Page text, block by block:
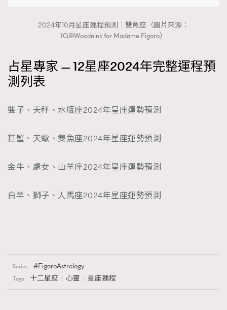
2024年10月星座運程預測｜雙魚座（圖片來源：
IG@Woodnink for Madame Figaro）
占星專家 — 12星座2024年完整運程預
測列表
雙子、天秤、水瓶座2024年星座運勢預測
巨蟹、天蠍、雙魚座2024年星座運勢預測
金牛、處女、山羊座2024年星座運勢預測
白羊、獅子、人馬座2024年星座運勢預測
Series: FigaroAstrology
Tags: 十二星座 心靈 星座運程